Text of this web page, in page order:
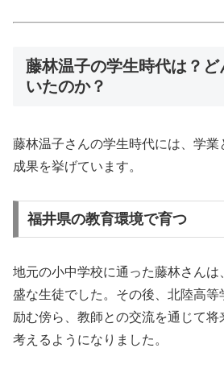
藤林温子の学生時代は？
いたのか？
藤林温子さんの学生時代には、学
成果を挙げています。
福井県の教育環境で育つ
地元の小中学校に通った藤林さんは
盛な生徒でした。その後、北陸高等
励む傍ら、教師との交流を通じて将
考えるようになりました。